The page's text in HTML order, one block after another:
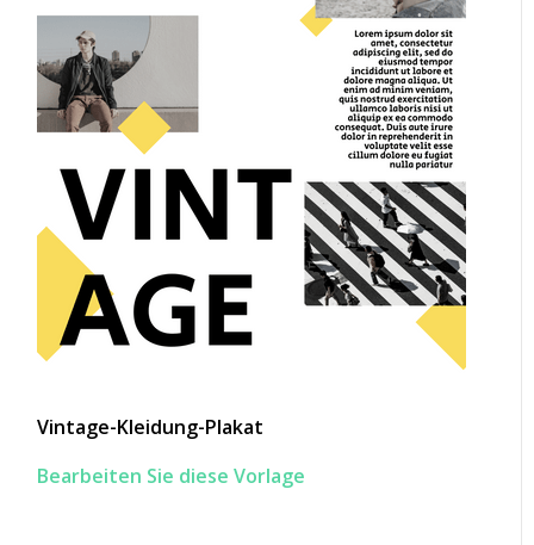
Vintage-Kleidung-Plakat
Bearbeiten Sie diese Vorlage